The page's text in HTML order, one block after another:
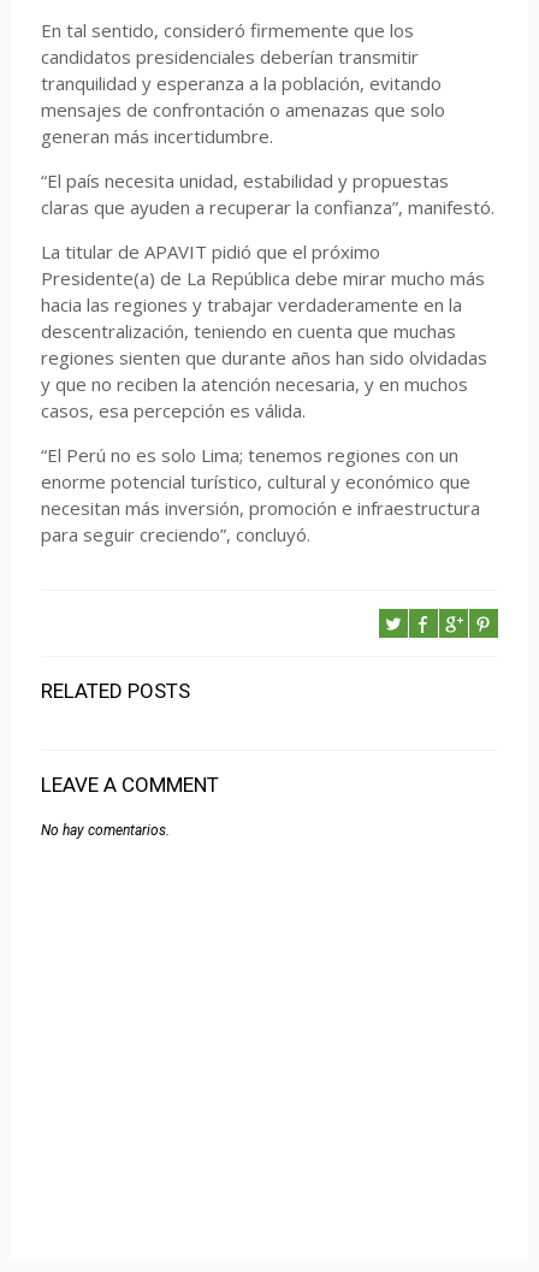
En tal sentido, consideró firmemente que los
candidatos presidenciales deberían transmitir
tranquilidad y esperanza a la población, evitando
mensajes de confrontación o amenazas que solo
generan más incertidumbre.
“El país necesita unidad, estabilidad y propuestas
claras que ayuden a recuperar la confianza”, manifestó.
La titular de APAVIT pidió que el próximo
Presidente(a) de La República debe mirar mucho más
hacia las regiones y trabajar verdaderamente en la
descentralización, teniendo en cuenta que muchas
regiones sienten que durante años han sido olvidadas
y que no reciben la atención necesaria, y en muchos
casos, esa percepción es válida.
“El Perú no es solo Lima; tenemos regiones con un
enorme potencial turístico, cultural y económico que
necesitan más inversión, promoción e infraestructura
para seguir creciendo”, concluyó.
RELATED POSTS
LEAVE A COMMENT
No hay comentarios.